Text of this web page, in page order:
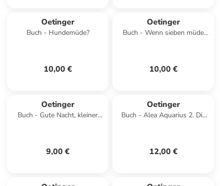
Oetinger
Buch - Hundemüde?
10,00 €
Oetinger
Buch - Wenn sieben müde
10,00 €
Oetinger
Buch - Gute Nacht, kleiner
9,00 €
Oetinger
Buch - Alea Aquarius 2. Die
12,00 €